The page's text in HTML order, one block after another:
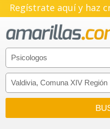
Regístrate aquí y haz